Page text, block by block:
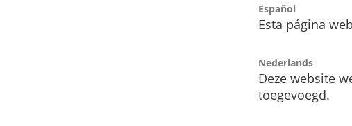
Español
Esta página
Nederlands
Deze website
toegevoegd.